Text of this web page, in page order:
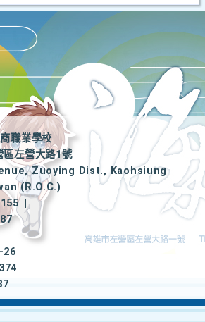
職業學校
左營大路1號
Zuoying Dist., Kaohsiung
(R.O.C.)
|
26